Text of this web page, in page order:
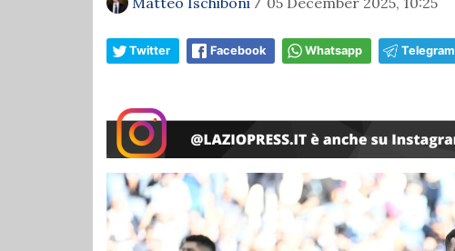
/
Twitter Facebook Whatsapp Telegram